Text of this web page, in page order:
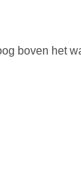
boven het